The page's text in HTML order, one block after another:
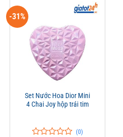
-31%
Set Nước Hoa Dior Mini
4 Chai Joy hộp trái tim
(0)